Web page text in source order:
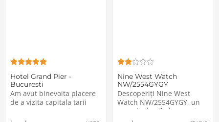
Hotel Grand Pier -
Bucuresti
Am avut binevoita placere
de a vizita capitala tarii
noastre, Bucuresti, care
dupa parerea mea este un
Nine West Watch
NW/2554GYGY
Descoperiți Nine West
Watch NW/2554GYGY, un
ceas de damă elegant și
sofisticat, creat pentru a